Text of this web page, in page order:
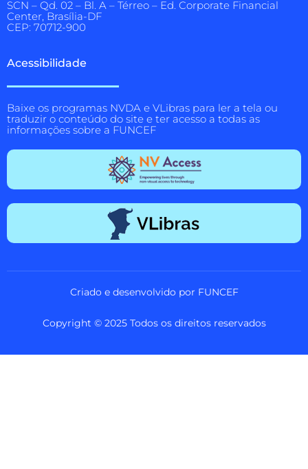
SCN – Qd. 02 – Bl. A – Térreo – Ed. Corporate Financial
Center, Brasília-DF
CEP: 70712-900
Acessibilidade
Baixe os programas NVDA e VLibras para ler a tela ou
traduzir o conteúdo do site e ter acesso a todas as
informações sobre a FUNCEF
Criado e desenvolvido por FUNCEF
Copyright © 2025 Todos os direitos reservados